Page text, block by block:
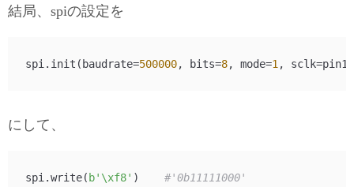
結局、spiの設定を
spi.init(baudrate=500000, bits=8, mode=1
にして、
spi.write( b'\xf8' ) #'0b11111000'